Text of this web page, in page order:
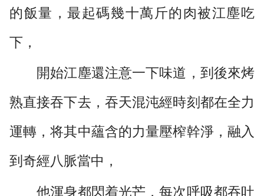
的飯量，最起碼幾十萬斤的肉被江塵吃
下，
開始江塵還注意一下味道，到後來烤
熟直接吞下去，吞天混沌經時刻都在全力
運轉，将其中蘊含的力量壓榨幹淨，融入
到奇經八脈當中，
他渾身都閃着光芒，每次呼吸都吞吐